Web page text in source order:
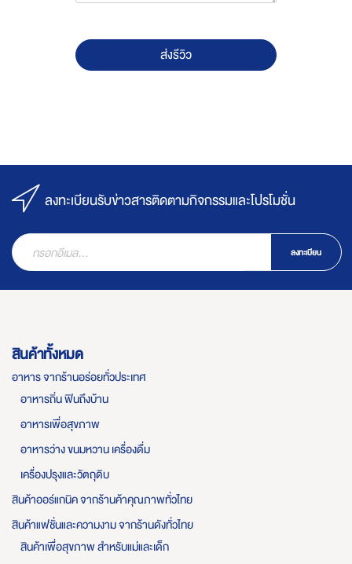
ส่งรีวิว
ลงทะเบียนรับข่าวสารติดตามกิจกรรมและโปรโมชั่น
ลงทะเบียน
สินค้าทั้งหมด
อาหาร จากร้านอร่อยทั่วประเทศ
อาหารถิ่น ฟินถึงบ้าน
อาหารเพื่อสุขภาพ
อาหารว่าง ขนมหวาน เครื่องดื่ม
เครื่องปรุงและวัตถุดิบ
สินค้าออร์แกนิค จากร้านค้าคุณภาพทั่วไทย
สินค้าแฟชั่นและความงาม จากร้านดังทั่วไทย
สินค้าเพื่อสุขภาพ สำหรับแม่และเด็ก